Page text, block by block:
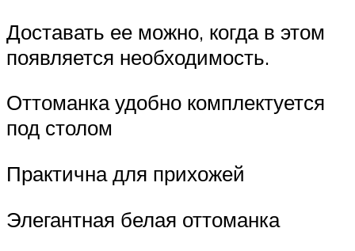
Доставать ее можно, когда в этом
появляется необходимость.
Оттоманка удобно комплектуется
под столом
Практична для прихожей
Элегантная белая оттоманка